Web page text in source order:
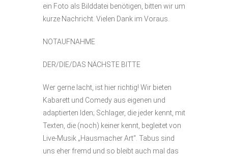
ein Foto als Bilddatei benötigen, bitten wir um
kurze Nachricht. Vielen Dank im Voraus.
NOTAUFNAHME
DER/DIE/DAS NÄCHSTE BITTE
Wer gerne lacht, ist hier richtig! Wir bieten
Kabarett und Comedy aus eigenen und
adaptierten Iden; Schlager, die jeder kennt, mit
Texten, die (noch) keiner kennt, begleitet von
Live-Musik „Hausmacher Art“. Tabus sind
uns eher fremd und so bleibt auch mal das